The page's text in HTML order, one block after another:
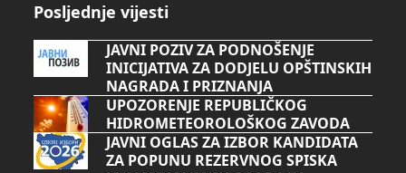
Posljednje vijesti
JAVNI POZIV ZA PODNOŠENJE
INICIJATIVA ZA DODJELU OPŠTINSKIH
NAGRADA I PRIZNANJA
UPOZORENJE REPUBLIČKOG
HIDROMETEOROLOŠKOG ZAVODA
JAVNI OGLAS ZA IZBOR KANDIDATA
ZA POPUNU REZERVNOG SPISKA